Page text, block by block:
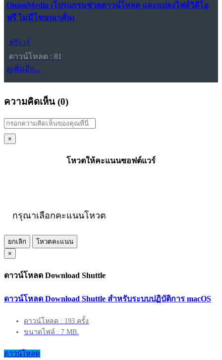
OnionMedia (โปรแกรมช่วยดาวน์โหลด และแปลงไฟล์วิดีโอ
ฟรี ไม่มีโฆษณาคั่น)
ฟรีแวร์
ดาวน์โหลด : 81
ดูเพิ่มอีก...
ความคิดเห็น (0)
×
โหวตให้คะแนนซอฟต์แวร์
กรุณาเลือกคะแนนโหวต
ยกเลิก
โหวตคะแนน
×
ดาวน์โหลด Download Shuttle
ดาวน์โหลด Download Shuttle สำหรับระบบปฏิบัติการ macOS
ดาวน์โหลด : 193 ครั้ง
ขนาดไฟล์ : 7 MB.
ดาวน์โหลด